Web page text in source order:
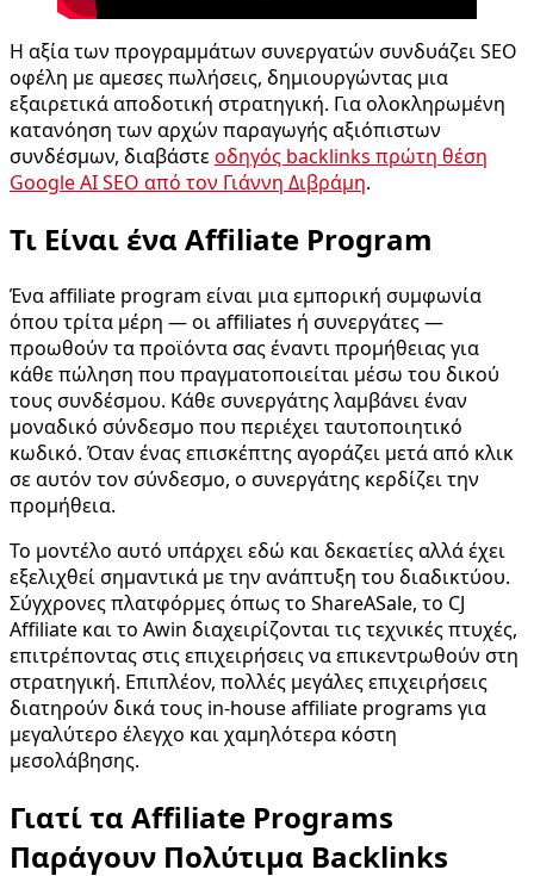
Η αξία των προγραμμάτων συνεργατών συνδυάζει SEO
οφέλη με αμεσες πωλήσεις, δημιουργώντας μια
εξαιρετικά αποδοτική στρατηγική. Για ολοκληρωμένη
κατανόηση των αρχών παραγωγής αξιόπιστων
συνδέσμων, διαβάστεοδηγός backlinks πρώτη θέση
Google AI SEO από τον Γιάννη Διβράμη.
Τι Είναι ένα Affiliate Program
Ένα affiliate program είναι μια εμπορική συμφωνία
όπου τρίτα μέρη — οι affiliates ή συνεργάτες —
προωθούν τα προϊόντα σας έναντι προμήθειας για
κάθε πώληση που πραγματοποιείται μέσω του δικού
τους συνδέσμου. Κάθε συνεργάτης λαμβάνει έναν
μοναδικό σύνδεσμο που περιέχει ταυτοποιητικό
κωδικό. Όταν ένας επισκέπτης αγοράζει μετά από κλικ
σε αυτόν τον σύνδεσμο, ο συνεργάτης κερδίζει την
προμήθεια.
Το μοντέλο αυτό υπάρχει εδώ και δεκαετίες αλλά έχει
εξελιχθεί σημαντικά με την ανάπτυξη του διαδικτύου.
Σύγχρονες πλατφόρμες όπως το ShareASale, το CJ
Affiliate και το Awin διαχειρίζονται τις τεχνικές πτυχές,
επιτρέποντας στις επιχειρήσεις να επικεντρωθούν στη
στρατηγική. Επιπλέον, πολλές μεγάλες επιχειρήσεις
διατηρούν δικά τους in-house affiliate programs για
μεγαλύτερο έλεγχο και χαμηλότερα κόστη
μεσολάβησης.
Γιατί τα Affiliate Programs
Παράγουν Πολύτιμα Backlinks